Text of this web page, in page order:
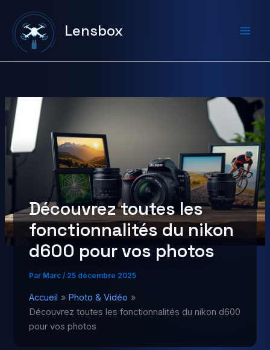
contenu
Lensbox
Découvrez toutes les
fonctionnalités du nikon
d600 pour vos photos
Par Marc/ 25 décembre 2025
Accueil
Photo & Vidéo
Découvrez toutes les fonctionnalités du nikon d600
pour vos photos